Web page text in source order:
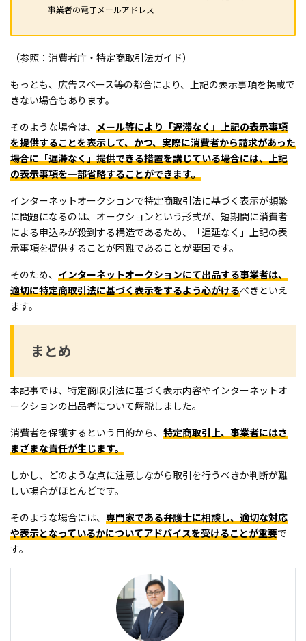
事業者の電子メールアドレス
（参照：消費者庁・特定商取引法ガイド）
もっとも、広告スペース等の都合により、上記の表示事項を掲載で
きない場合もあります。
そのような場合は、 メール等により「遅滞なく」上記の表示事項
を提供することを表示して、かつ、実際に消費者から請求があった
場合に「遅滞なく」提供できる措置を講じている場合には、上記
の表示事項を一部省略することができます。
インターネットオークションで特定商取引法に基づく表示が頻繁
に問題になるのは、オークションという形式が、短期間に消費者
による申込みが殺到する構造であるため、「遅延なく」上記の表
示事項を提供することが困難であることが要因です。
そのため、 インターネットオークションにて出品する事業者は、
適切に特定商取引法に基づく表示をするよう心がけるべきといえ
ます。
まとめ
本記事では、特定商取引法に基づく表示内容やインターネットオ
ークションの出品者について解説しました。
消費者を保護するという目的から、 特定商取引上、事業者にはさ
まざまな責任が生じます。
しかし、どのような点に注意しながら取引を行うべきか判断が難
しい場合がほとんどです。
そのような場合には、 専門家である弁護士に相談し、適切な対応
や表示となっているかについてアドバイスを受けることが重要で
す。